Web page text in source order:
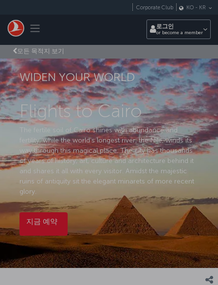
Toggle navigation
Corporate Club KO - KR
로그인
or become a member
모든 목적지 보기
WIDEN YOUR WORLD
Flights to Cairo
The fertile soil of Cairo shines with abundance and
fertility, while the world's longest river, the Nile, winds its
way through this magical place. The city has thousands
of years of history, art, culture and architecture behind it
and shares it all with every visitor. Amidst the majestic
ruins of antiquity sit the elegant minarets of more recent
glory.
지금 예약